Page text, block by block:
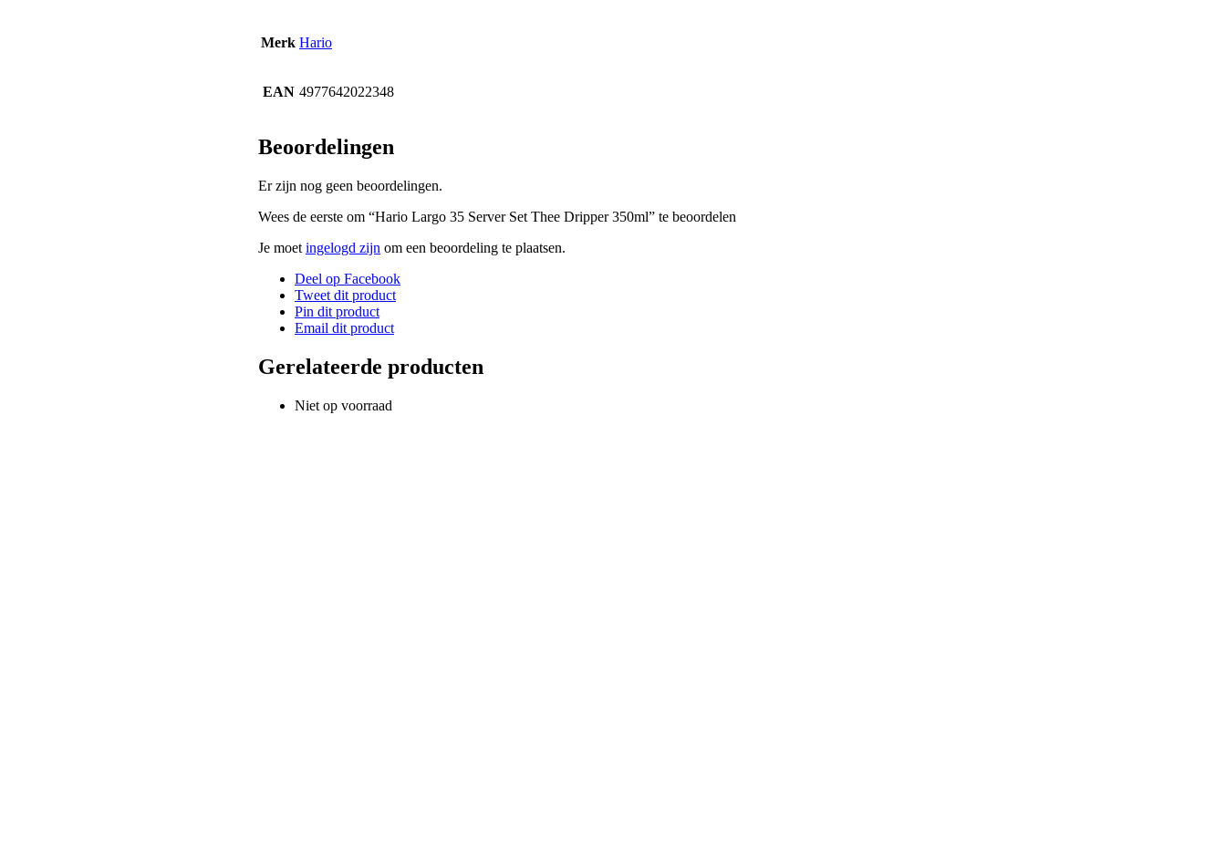
Merk Hario
EAN 4977642022348
Beoordelingen
Er zijn nog geen beoordelingen.
Wees de eerste om “Hario Largo 35 Server Set Thee Dripper 350ml” te beoordelen
Je moet ingelogd zijn om een beoordeling te plaatsen.
Deel op Facebook
Tweet dit product
Pin dit product
Email dit product
Gerelateerde producten
Niet op voorraad